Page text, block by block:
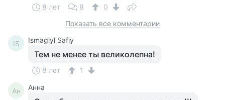
8 лет 8
0
Показать все комментарии
IS Ismagiyl Safiy
Тем не менее ты великолепна!
8 лет 1
Ан Анна